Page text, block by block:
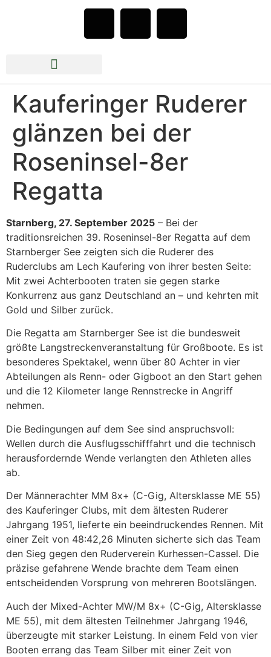
Kauferinger Ruderer
glänzen bei der
Roseninsel-8er
Regatta
Starnberg, 27. September 2025 – Bei der
traditionsreichen 39. Roseninsel-8er Regatta auf dem
Starnberger See zeigten sich die Ruderer des
Ruderclubs am Lech Kaufering von ihrer besten Seite:
Mit zwei Achterbooten traten sie gegen starke
Konkurrenz aus ganz Deutschland an – und kehrten mit
Gold und Silber zurück.
Die Regatta am Starnberger See ist die bundesweit
größte Langstreckenveranstaltung für Großboote. Es ist
besonderes Spektakel, wenn über 80 Achter in vier
Abteilungen als Renn- oder Gigboot an den Start gehen
und die 12 Kilometer lange Rennstrecke in Angriff
nehmen.
Die Bedingungen auf dem See sind anspruchsvoll:
Wellen durch die Ausflugsschifffahrt und die technisch
herausfordernde Wende verlangten den Athleten alles
ab.
Der Männerachter MM 8x+ (C-Gig, Altersklasse ME 55)
des Kauferinger Clubs, mit dem ältesten Ruderer
Jahrgang 1951, lieferte ein beeindruckendes Rennen. Mit
einer Zeit von 48:42,26 Minuten sicherte sich das Team
den Sieg gegen den Ruderverein Kurhessen-Cassel. Die
präzise gefahrene Wende brachte dem Team einen
entscheidenden Vorsprung von mehreren Bootslängen.
Auch der Mixed-Achter MW/M 8x+ (C-Gig, Altersklasse
ME 55), mit dem ältesten Teilnehmer Jahrgang 1946,
überzeugte mit starker Leistung. In einem Feld von vier
Booten errang das Team Silber mit einer Zeit von